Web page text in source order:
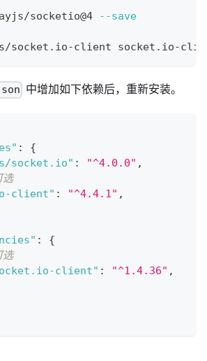
socketio@4
--save
socket.io-client socket.io-
中增加如下依赖后，重新安装。
:
{
socket.io" : "^4.0.0" ,
client" : "^4.4.1" ,
:
{
client" : "^1.4.36" ,